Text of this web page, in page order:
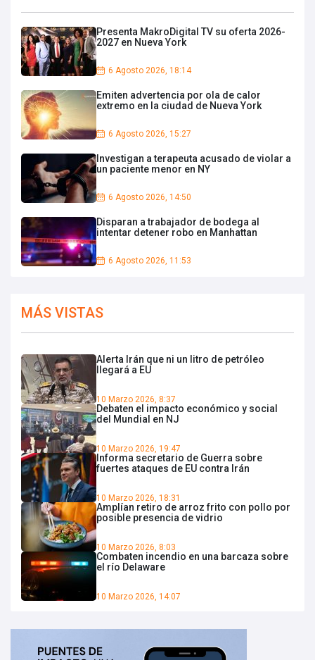
Presenta MakroDigital TV su oferta 2026-
2027 en Nueva York
6 Agosto 2026, 18:14
Emiten advertencia por ola de calor
extremo en la ciudad de Nueva York
6 Agosto 2026, 15:27
Investigan a terapeuta acusado de violar a
un paciente menor en NY
6 Agosto 2026, 14:50
Disparan a trabajador de bodega al
intentar detener robo en Manhattan
6 Agosto 2026, 11:53
MÁS VISTAS
Alerta Irán que ni un litro de petróleo
llegará a EU
10 Marzo 2026, 8:37
Debaten el impacto económico y social
del Mundial en NJ
10 Marzo 2026, 19:47
Informa secretario de Guerra sobre
fuertes ataques de EU contra Irán
10 Marzo 2026, 18:31
Amplían retiro de arroz frito con pollo por
posible presencia de vidrio
10 Marzo 2026, 8:03
Combaten incendio en una barcaza sobre
el río Delaware
10 Marzo 2026, 14:07